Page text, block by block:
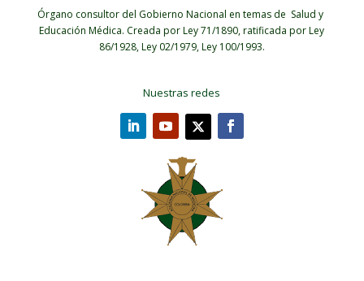
Órgano consultor del Gobierno Nacional en temas de Salud y
Educación Médica. Creada por Ley 71/1890, ratificada por Ley
86/1928, Ley 02/1979, Ley 100/1993.
Nuestras redes